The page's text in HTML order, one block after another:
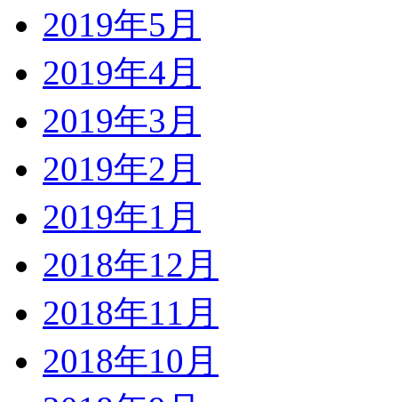
2019年5月
2019年4月
2019年3月
2019年2月
2019年1月
2018年12月
2018年11月
2018年10月